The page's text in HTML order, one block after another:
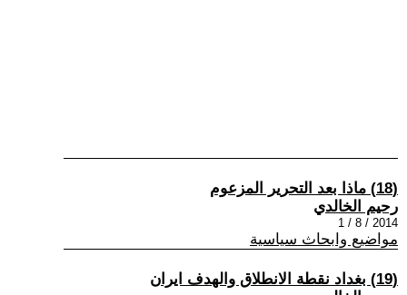
(18) ماذا بعد التحرير المزعوم
رحيم الخالدي
2014 / 8 / 1
مواضيع وابحاث سياسية
(19) بغداد نقطة الانطلاق والهدف ايران